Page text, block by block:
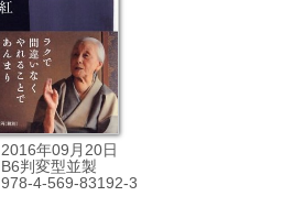
2016年09月20日
B6判変型並製
978-4-569-83192-3